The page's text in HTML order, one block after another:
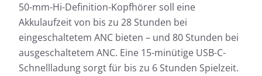
50-mm-Hi-Definition-Kopfhörer soll eine
Akkulaufzeit von bis zu 28 Stunden bei
eingeschaltetem ANC bieten – und 80 Stunden bei
ausgeschaltetem ANC. Eine 15-minütige USB-C-
Schnellladung sorgt für bis zu 6 Stunden Spielzeit.